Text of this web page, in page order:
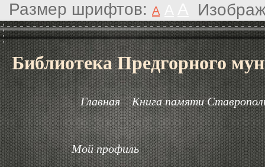
Размер шрифтов: A
Библиотека Предгорного
Главная Книга памяти
Мой профиль